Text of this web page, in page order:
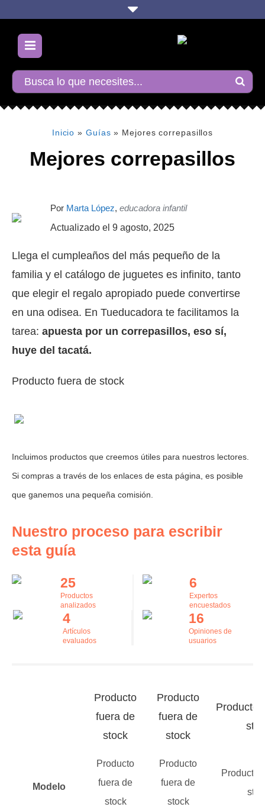
Inicio » Guías » Mejores correpasillos
Mejores correpasillos
Por Marta López, educadora infantil
Actualizado el 9 agosto, 2025
Llega el cumpleaños del más pequeño de la
familia y el catálogo de juguetes es infinito, tanto
que elegir el regalo apropiado puede convertirse
en una odisea. En Tueducadora te facilitamos la
tarea: apuesta por un correpasillos, eso sí,
huye del tacatá.
Producto fuera de stock
Incluimos productos que creemos útiles para nuestros lectores.
Si compras a través de los enlaces de esta página, es posible
que ganemos una pequeña comisión.
Nuestro proceso para escribir
esta guía
25
Productos
analizados
6
Expertos
encuestados
4
Artículos
evaluados
16
Opiniones de
usuarios
Producto
fuera de
stock
Producto
fuera de
stock
Producto
Modelo
Producto
fuera de
stock
Producto
fuera de
stock
Producto